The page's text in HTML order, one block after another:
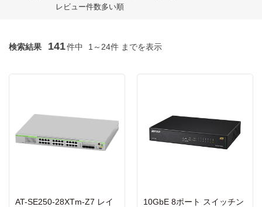
レビュー件数多い順
検索結果 141件中 1～24件 までを表示
AT-SE250-28XTm-Z7 レイ
10GbE 8ポート スイッチン